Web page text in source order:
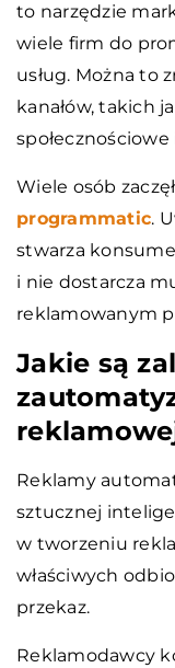
to narzędzie
wiele firm do
usług. Można to
kanałów, takich
Wiele osób
programmatic.
stwarza
i nie dostarcza
reklamowanym
Jakie są
Reklamy
sztucznej
w tworzeniu
właściwych
przekaz.
Reklamodawcy